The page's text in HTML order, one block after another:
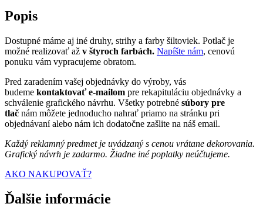
Popis
Dostupné máme aj iné druhy, strihy a farby šiltoviek. Potlač je
možné realizovať až v štyroch farbách. Napíšte nám, cenovú
ponuku vám vypracujeme obratom.
Pred zaradením vašej objednávky do výroby, vás
budeme kontaktovať e-mailom pre rekapituláciu objednávky a
schválenie grafického návrhu. Všetky potrebné súbory pre
tlač nám môžete jednoducho nahrať priamo na stránku pri
objednávaní alebo nám ich dodatočne zašlite na náš email.
Každý reklamný predmet je uvádzaný s cenou vrátane dekorovania.
Grafický návrh je zadarmo. Žiadne iné poplatky neúčtujeme.
AKO NAKUPOVAŤ?
Ďalšie informácie